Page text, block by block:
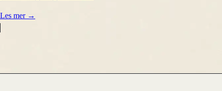
Les mer →